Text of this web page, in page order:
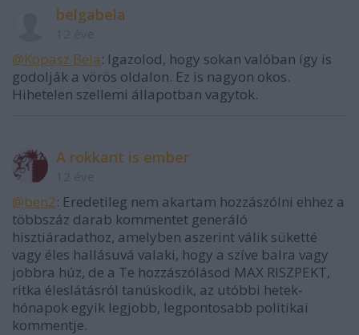
belgabela
@Kopasz Béla: Igazolod, hogy sokan valóban így is
godolják a vörös oldalon. Ez is nagyon okos.
Hihetelen szellemi állapotban vagytok.
A rokkant is ember
@ben2: Eredetileg nem akartam hozzászólni ehhez a
többszáz darab kommentet generáló
hisztiáradathoz, amelyben aszerint válik süketté
vagy éles hallásuvá valaki, hogy a szíve balra vagy
jobbra húz, de a Te hozzászólásod MAX RISZPEKT,
ritka éleslátásról tanúskodik, az utóbbi hetek-
hónapok egyik legjobb, legpontosabb politikai
kommentje.